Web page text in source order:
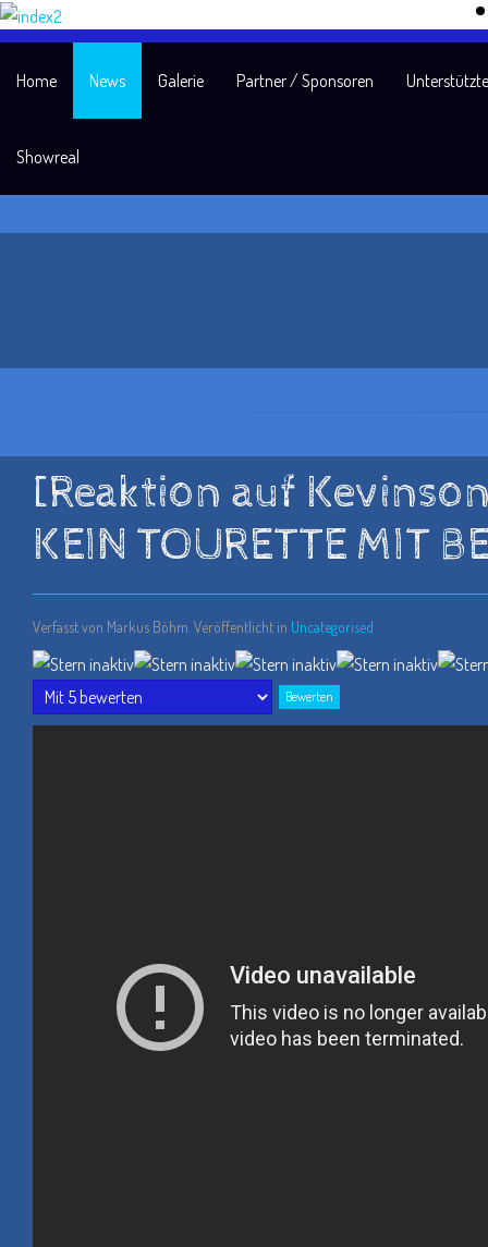
Home News Galerie Partner / Sponsoren
Showreal
[Reaktion auf Kevinson
KEIN TOURETTE MIT
Verfasst von Markus Böhm. Veröffentlicht in Uncategorised
Bitte
bewerten